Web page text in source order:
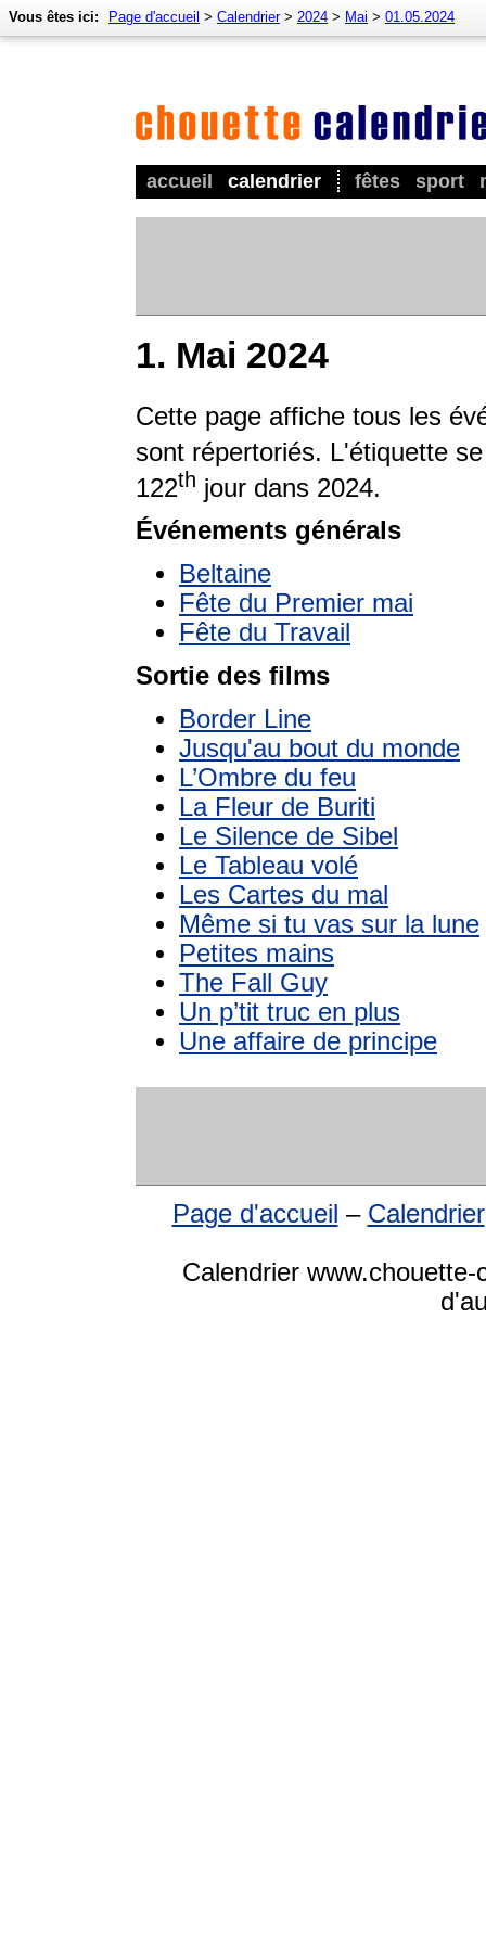
accueil calendrier fêtes sport
Vous êtes ici: Page d'accueil > Calendrier> 2024 > Mai > 01.05.2024
1. Mai 2024
Cette page affiche tous les
sont répertoriés. L'étiquette
122th jour dans 2024.
Événements générals
Beltaine
Fête du Premier mai
Fête du Travail
Sortie des films
Border Line
Jusqu'au bout du monde
L’Ombre du feu
La Fleur de Buriti
Le Silence de Sibel
Le Tableau volé
Les Cartes du mal
Même si tu vas sur la lune
Petites mains
The Fall Guy
Un p’tit truc en plus
Une affaire de principe
Page d'accueil – Calendrier
Calendrier